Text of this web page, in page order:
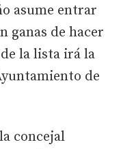
asume entrar
ganas de hacer
de la lista irá la
de
concejal